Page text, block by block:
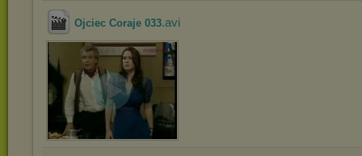
Ojciec Coraje 033.avi